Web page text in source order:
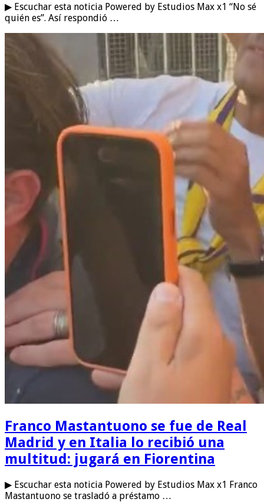
▶ Escuchar esta noticia Powered by Estudios Max x1 “No sé
quién es”. Así respondió …
Franco Mastantuono se fue de Real
Madrid y en Italia lo recibió una
multitud: jugará en Fiorentina
▶ Escuchar esta noticia Powered by Estudios Max x1 Franco
Mastantuono se trasladó a préstamo …